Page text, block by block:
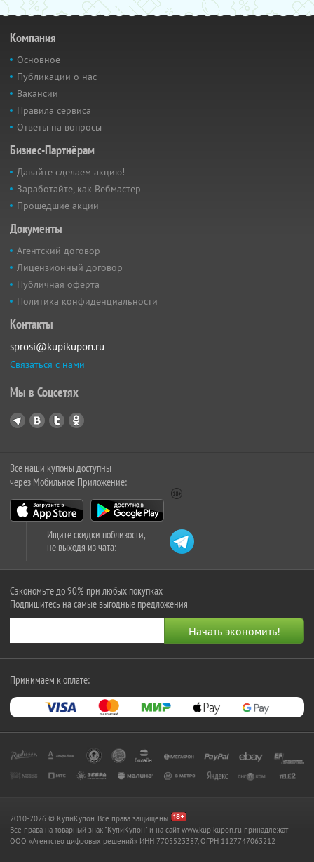
Компания
Основное
Публикации о нас
Вакансии
Правила сервиса
Ответы на вопросы
Бизнес-Партнёрам
Давайте сделаем акцию!
Заработайте, как Вебмастер
Прошедшие акции
Документы
Агентский договор
Лицензионный договор
Публичная оферта
Политика конфиденциальности
Контакты
sprosi@kupikupon.ru
Связаться с нами
Мы в Соцсетях
Все наши купоны доступны
через Мобильное Приложение:
Ищите скидки поблизости,
не выходя из чата:
Сэкономьте до 90% при любых покупках
Подпишитесь на самые выгодные предложения
Принимаем к оплате:
2010-2026 © КупиКупон. Все права защищены.
Все права на товарный знак "КупиКупон" и на сайт www.kupikupon.ru принадлежат
OOO «Агентство цифровых решений» ИНН 7705523387, ОГРН 1127747063212